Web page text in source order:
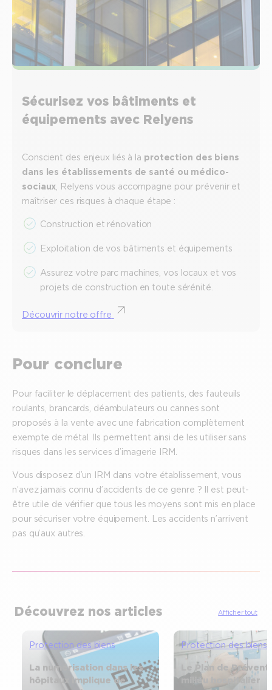
Sécurisez vos bâtiments et
équipements avec Relyens
Conscient des enjeux liés à la protection des biens
dans les établissements de santé ou médico-
sociaux , Relyens vous accompagne pour prévenir et
maîtriser ces risques à chaque étape :
Construction et rénovation
Exploitation de vos bâtiments et équipements
Assurez votre parc machines, vos locaux et vos
projets de construction en toute sérénité.
Découvrir notre offre
Pour conclure
Pour faciliter le déplacement des patients, des fauteuils
roulants, brancards, déambulateurs ou cannes sont
proposés à la vente avec une fabrication complètement
exempte de métal. Ils permettent ainsi de les utiliser sans
risques dans les services d’imagerie IRM.
Vous disposez d’un IRM dans votre établissement, vous
n’avez jamais connu d’accidents de ce genre ? Il est peut-
être utile de vérifier que tous les moyens sont mis en place
pour sécuriser votre équipement. Les accidents n’arrivent
pas qu’aux autres.
Découvrez nos articles Afficher tout
Protection des biens
La numérisation dans les
hôpitaux implique de
Protection des biens
Le Plan de
milieu hospitalier